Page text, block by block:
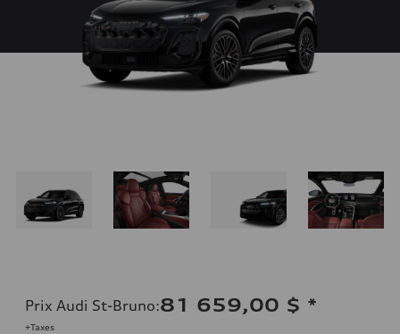
Prix Audi St-Bruno:81 659,00 $ *
+Taxes